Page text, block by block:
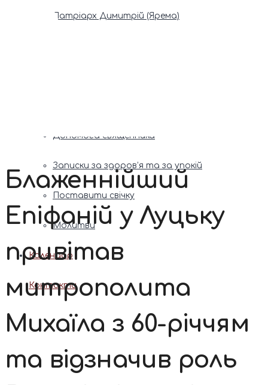
Патріарх Димитрій (Ярема)
Допомога священника
Записки за здоров’я та за упокій
Поставити свічку
Молитви
Календар
Контакти
Блаженнійший
Епіфаній у Луцьку
привітав
митрополита
Михаїла з 60-річчям
та відзначив роль